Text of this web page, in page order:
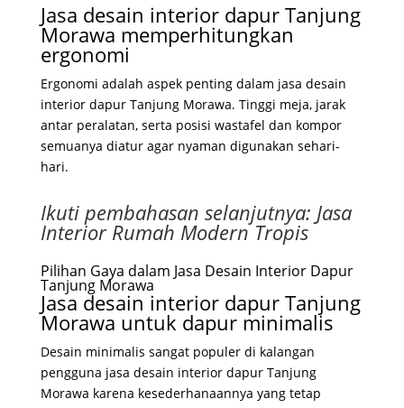
Jasa desain interior dapur Tanjung
Morawa memperhitungkan
ergonomi
Ergonomi adalah aspek penting dalam jasa desain
interior dapur Tanjung Morawa. Tinggi meja, jarak
antar peralatan, serta posisi wastafel dan kompor
semuanya diatur agar nyaman digunakan sehari-
hari.
Ikuti pembahasan selanjutnya: Jasa
Interior Rumah Modern Tropis
Pilihan Gaya dalam Jasa Desain Interior Dapur
Tanjung Morawa
Jasa desain interior dapur Tanjung
Morawa untuk dapur minimalis
Desain minimalis sangat populer di kalangan
pengguna jasa desain interior dapur Tanjung
Morawa karena kesederhanaannya yang tetap